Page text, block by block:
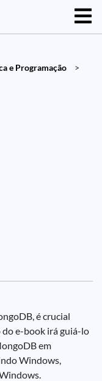
e Programação
>
é crucial
do e-book irá guiá-lo
em
Windows,